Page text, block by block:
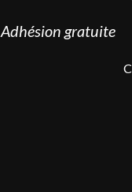
Adhésion gratuite